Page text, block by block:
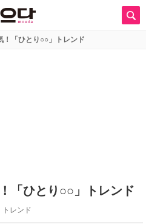
！「ひとり○○」トレンド
「ひとり○○」トレンド
トレンド